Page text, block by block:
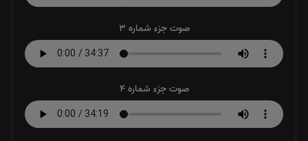
صوت جزء شماره 3
صوت جزء شماره 4